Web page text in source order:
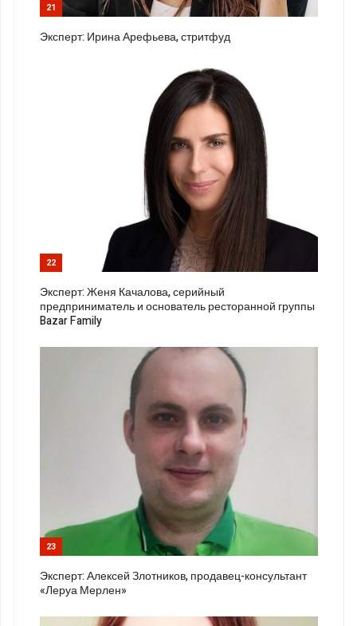
21
Эксперт: Ирина Арефьева, стритфуд
22
Эксперт: Женя Качалова, серийный
предприниматель и основатель ресторанной группы
Bazar Family
23
Эксперт: Алексей Злотников, продавец-консультант
«Леруа Мерлен»